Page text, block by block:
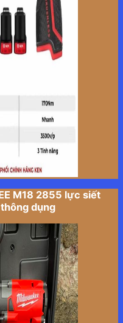
M18 2855 lực siết
dụng